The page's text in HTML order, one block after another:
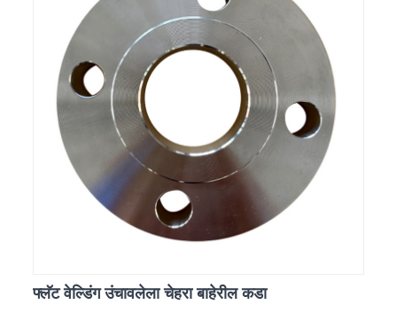
फ्लॅट वेल्डिंग उंचावलेला चेहरा बाहेरील कडा